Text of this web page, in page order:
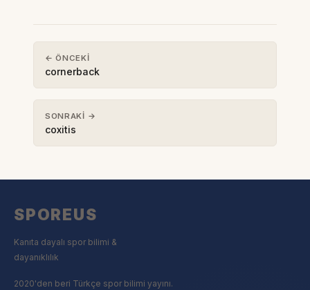
← ÖNCEKI
cornerback
SONRAKI →
coxitis
SPOREUS
Kanıta dayalı spor bilimi &
dayanıklılık
2020'den beri Türkçe spor bilimi yayını.